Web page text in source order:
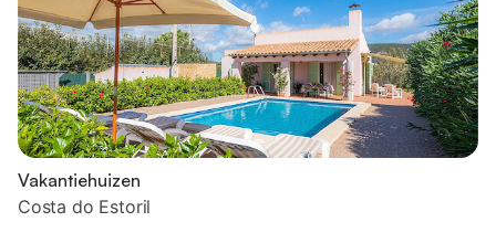
Vakantiehuizen
Costa do Estoril